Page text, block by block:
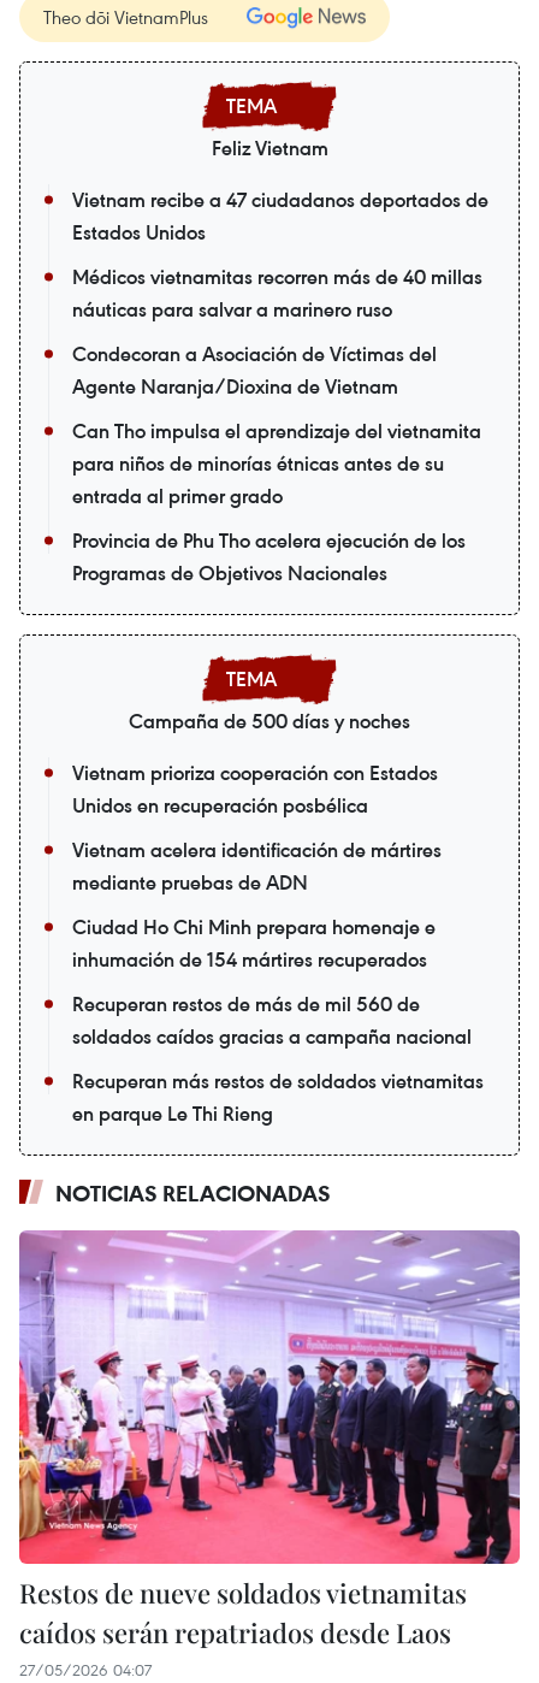
Theo dõi VietnamPlus
Feliz Vietnam
Vietnam recibe a 47 ciudadanos deportados de
Estados Unidos
Médicos vietnamitas recorren más de 40 millas
náuticas para salvar a marinero ruso
Condecoran a Asociación de Víctimas del
Agente Naranja/Dioxina de Vietnam
Can Tho impulsa el aprendizaje del vietnamita
para niños de minorías étnicas antes de su
entrada al primer grado
Provincia de Phu Tho acelera ejecución de los
Programas de Objetivos Nacionales
Campaña de 500 días y noches
Vietnam prioriza cooperación con Estados
Unidos en recuperación posbélica
Vietnam acelera identificación de mártires
mediante pruebas de ADN
Ciudad Ho Chi Minh prepara homenaje e
inhumación de 154 mártires recuperados
Recuperan restos de más de mil 560 de
soldados caídos gracias a campaña nacional
Recuperan más restos de soldados vietnamitas
en parque Le Thi Rieng
NOTICIAS RELACIONADAS
Restos de nueve soldados vietnamitas
caídos serán repatriados desde Laos
27/05/2026 04:07